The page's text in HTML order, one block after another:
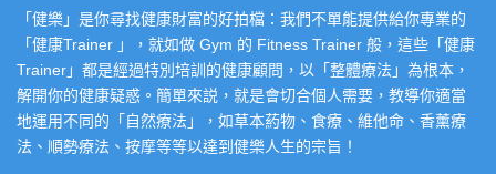
「健樂」是你尋找健康財富的好拍檔：我們不單能提供給你專業的
「健康Trainer 」，就如做 Gym 的 Fitness Trainer 般，這些「健康
Trainer」都是經過特別培訓的健康顧問，以「整體療法」為根本，
解開你的健康疑惑。簡單來説，就是會切合個人需要，教導你適當
地運用不同的「自然療法」，如草本葯物、食療、維他命、香薰療
法、順勢療法、按摩等等以達到健樂人生的宗旨！